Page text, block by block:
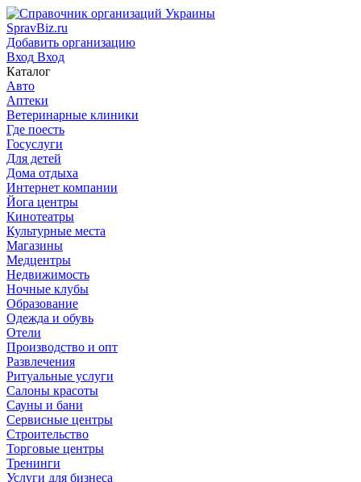
SpravBiz.ru
Добавить организацию
Вход Вход
Каталог
Авто
Аптеки
Ветеринарные клиники
Где поесть
Госуслуги
Для детей
Дома отдыха
Интернет компании
Йога центры
Кинотеатры
Культурные места
Магазины
Медцентры
Недвижимость
Ночные клубы
Образование
Одежда и обувь
Отели
Производство и опт
Развлечения
Ритуальные услуги
Салоны красоты
Сауны и бани
Сервисные центры
Строительство
Торговые центры
Тренинги
Услуги для бизнеса